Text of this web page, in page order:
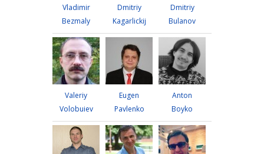
Vladimir
Bezmaly
Dmitriy
Kagarlickij
Dmitriy
Bulanov
Valeriy
Volobuiev
Eugen
Pavlenko
Anton
Boyko